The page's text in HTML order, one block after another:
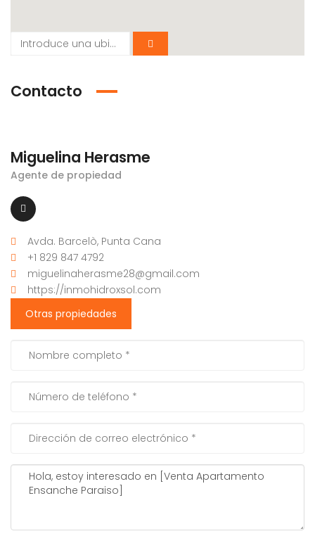
Contacto
Miguelina Herasme
Agente de propiedad
Avda. Barcelò, Punta Cana
+1 829 847 4792
miguelinaherasme28@gmail.com
https://inmohidroxsol.com
Otras propiedades